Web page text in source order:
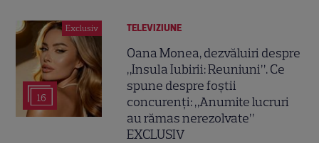
Exclusiv
16
TELEVIZIUNE
Oana Monea, dezvăluiri despre
„Insula Iubirii: Reuniuni”. Ce
spune despre foștii
concurenți: „Anumite lucruri
au rămas nerezolvate”
EXCLUSIV